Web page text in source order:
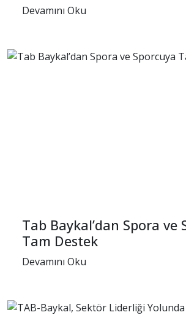
Devamını Oku
Tab Baykal’dan Spora ve
Tam Destek
Devamını Oku